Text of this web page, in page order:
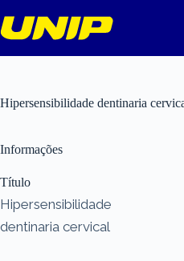
para
o
Hipersensibilidade dentinaria
Informações
Título
Hipersensibilidade
dentinaria cervical